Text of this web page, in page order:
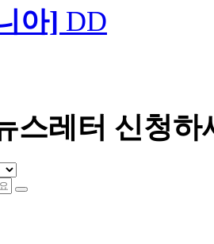
아] DD
스레터 신청하